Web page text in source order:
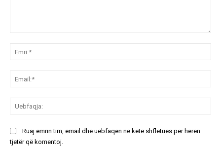
Ruaj emrin tim, email dhe uebfaqen në këtë shfletues për herën
tjetër që komentoj.